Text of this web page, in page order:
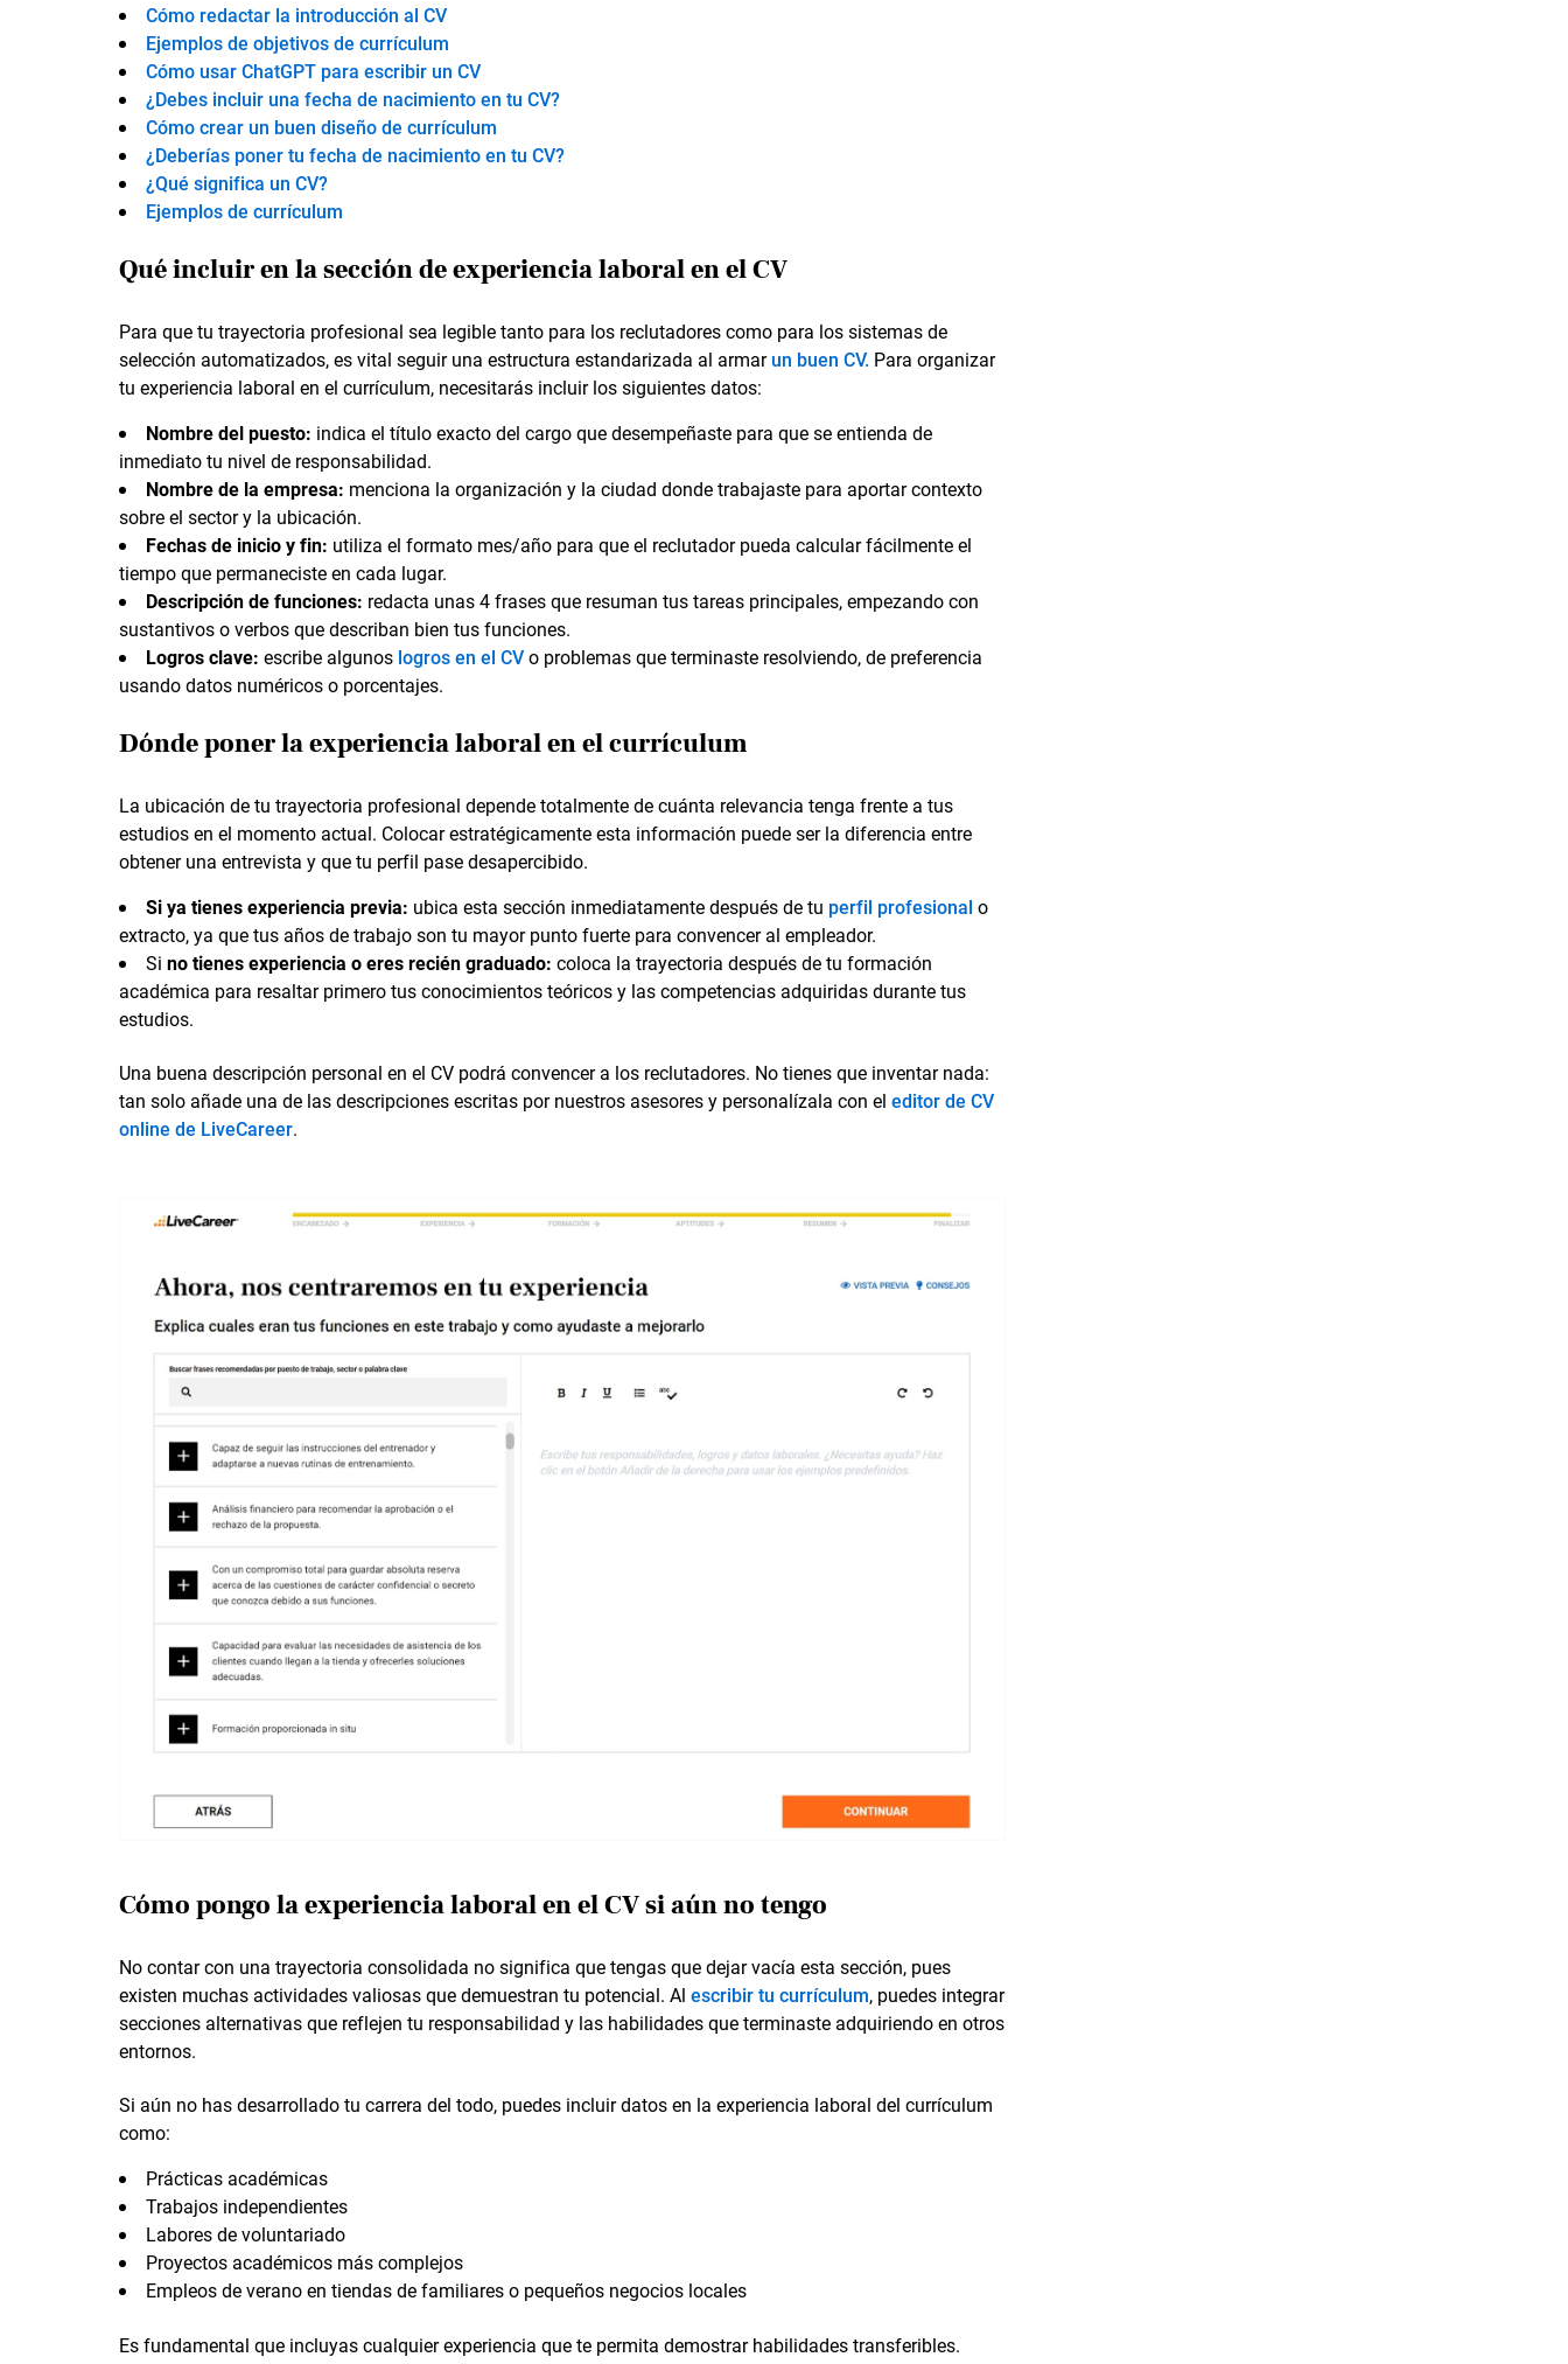
Cómo redactar la introducción al CV
Ejemplos de objetivos de currículum
Cómo usar ChatGPT para escribir un CV
¿Debes incluir una fecha de nacimiento en tu CV?
Cómo crear un buen diseño de currículum
¿Deberías poner tu fecha de nacimiento en tu CV?
¿Qué significa un CV?
Ejemplos de currículum
Qué incluir en la sección de experiencia laboral en el CV
Para que tu trayectoria profesional sea legible tanto para los reclutadores como para los sistemas de
selección automatizados, es vital seguir una estructura estandarizada al armarun buen CV. Para organizar
tu experiencia laboral en el currículum, necesitarás incluir los siguientes datos:
Nombre del puesto: indica el título exacto del cargo que desempeñaste para que se entienda de
inmediato tu nivel de responsabilidad.
Nombre de la empresa: menciona la organización y la ciudad donde trabajaste para aportar contexto
sobre el sector y la ubicación.
Fechas de inicio y fin: utiliza el formato mes/año para que el reclutador pueda calcular fácilmente el
tiempo que permaneciste en cada lugar.
Descripción de funciones: redacta unas 4 frases que resuman tus tareas principales, empezando con
sustantivos o verbos que describan bien tus funciones.
Logros clave: escribe algunos logros en el CVo problemas que terminaste resolviendo, de preferencia
usando datos numéricos o porcentajes.
Dónde poner la experiencia laboral en el currículum
La ubicación de tu trayectoria profesional depende totalmente de cuánta relevancia tenga frente a tus
estudios en el momento actual. Colocar estratégicamente esta información puede ser la diferencia entre
obtener una entrevista y que tu perfil pase desapercibido.
Si ya tienes experiencia previa: ubica esta sección inmediatamente después de tu perfil profesional o
extracto, ya que tus años de trabajo son tu mayor punto fuerte para convencer al empleador.
Si no tienes experiencia o eres recién graduado: coloca la trayectoria después de tu formación
académica para resaltar primero tus conocimientos teóricos y las competencias adquiridas durante tus
estudios.
Una buena descripción personal en el CV podrá convencer a los reclutadores. No tienes que inventar nada:
tan solo añade una de las descripciones escritas por nuestros asesores y personalízala con el editor de CV
online de LiveCareer.
Cómo pongo la experiencia laboral en el CV si aún no tengo
No contar con una trayectoria consolidada no significa que tengas que dejar vacía esta sección, pues
existen muchas actividades valiosas que demuestran tu potencial. Al escribir tu currículum, puedes integrar
secciones alternativas que reflejen tu responsabilidad y las habilidades que terminaste adquiriendo en otros
entornos.
Si aún no has desarrollado tu carrera del todo, puedes incluir datos en la experiencia laboral del currículum
como:
Prácticas académicas
Trabajos independientes
Labores de voluntariado
Proyectos académicos más complejos
Empleos de verano en tiendas de familiares o pequeños negocios locales
Es fundamental que incluyas cualquier experiencia que te permita demostrar habilidades transferibles.